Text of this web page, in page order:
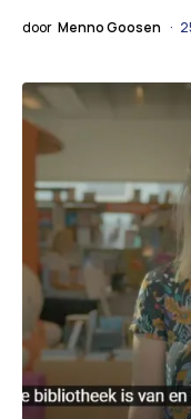
door Menno Goosen